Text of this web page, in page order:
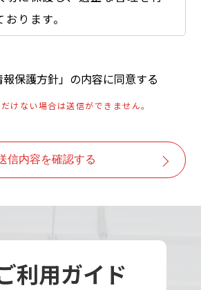
ります。
に合わせたサービスをご提供す
ただいたご質問への回答のご連
は、ご本人の同意なしに目的以外で
す。
に応じ情報を開示します。
報が事実と異なる場合、訂正や削除
報保護方針」の内容に同意する
けない場合は送信ができません。
信内容を確認する
利用ガイド